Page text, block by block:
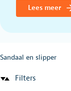
Lees meer
Sandaal en slipper
Filters